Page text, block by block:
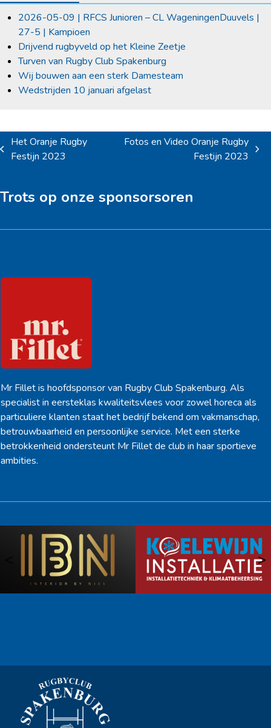
2026-05-09 | RFCS Junioren – CL WageningenDuuvels |
27-5 | Kampioen
Drijvend rugbyveld op het Kleine Zeetje
Turven van Rugby Club Spakenburg
Wij bouwen aan een sterk Damesteam
Wedstrijden 10 januari afgelast
previous
Het Oranje Rugby
Festijn 2023
Fotos en Video Oranje Rugby
Festijn 2023
Trots op onze sponsorsoren
Mr Fillet is hoofdsponsor van Rugby Club Spakenburg. Als
specialist in eersteklas kwaliteitsvlees voor zowel horeca als
particuliere klanten staat het bedrijf bekend om vakmanschap,
betrouwbaarheid en persoonlijke service. Met een sterke
betrokkenheid ondersteunt Mr Fillet de club in haar sportieve
ambities.
>